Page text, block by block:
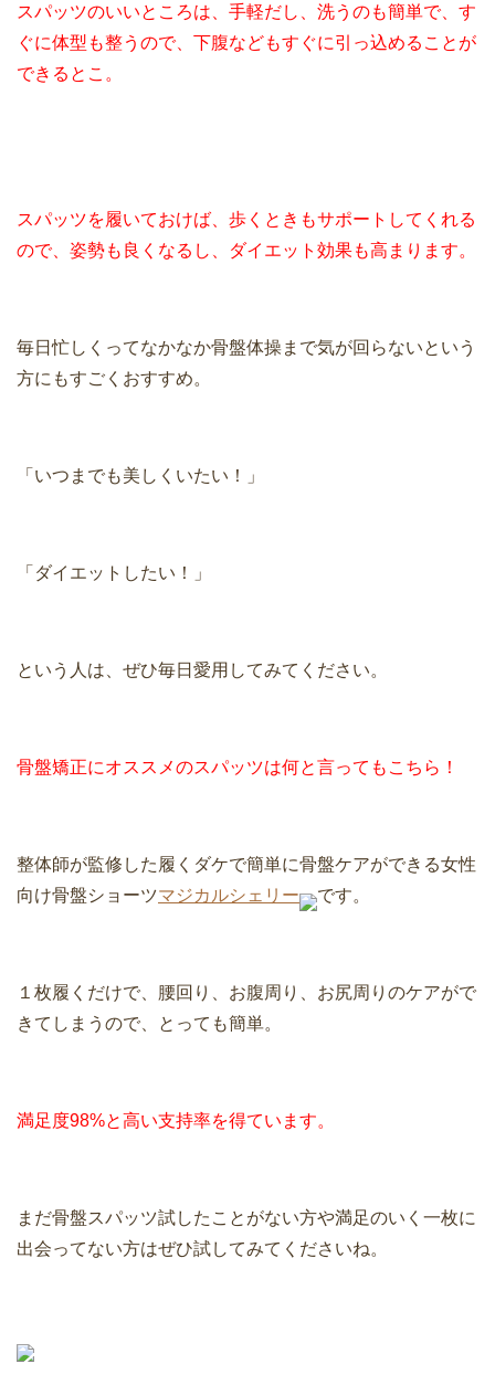
スパッツのいいところは、手軽だし、洗うのも簡単で、す
ぐに体型も整うので、下腹などもすぐに引っ込めることが
できるとこ。
スパッツを履いておけば、歩くときもサポートしてくれる
ので、姿勢も良くなるし、ダイエット効果も高まります。
毎日忙しくってなかなか骨盤体操まで気が回らないという
方にもすごくおすすめ。
「いつまでも美しくいたい！」
「ダイエットしたい！」
という人は、ぜひ毎日愛用してみてください。
骨盤矯正にオススメのスパッツは何と言ってもこちら！
整体師が監修した履くダケで簡単に骨盤ケアができる女性
向け骨盤ショーツマジカルシェリー です。
１枚履くだけで、腰回り、お腹周り、お尻周りのケアがで
きてしまうので、とっても簡単。
満足度98%と高い支持率を得ています。
まだ骨盤スパッツ試したことがない方や満足のいく一枚に
出会ってない方はぜひ試してみてくださいね。